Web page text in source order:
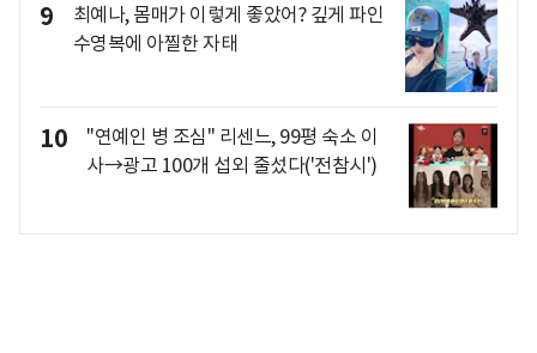
9
최예나, 몸매가 이렇게 좋았어? 깊게 파인
수영복에 아찔한 자태
10
"연예인 병 조심" 리센느, 99평 숙소 이
사→광고 100개 섭외 줄섰다('전참시')